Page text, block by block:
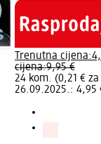
Trenutna cijena:
cijena:9,95 €
24 kom. (0,21 €
26.09.2025.: 4,95